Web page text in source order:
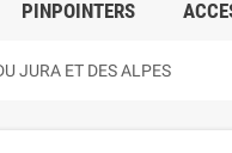
PINPOINTERS
JURA ET DES ALPES